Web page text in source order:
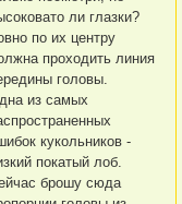
ли глазки?
по их центру
проходить линия
головы.
из самых
кукольников -
покатый лоб.
брошу сюда